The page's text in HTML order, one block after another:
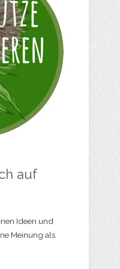
auf
Ideen und
Meinung als